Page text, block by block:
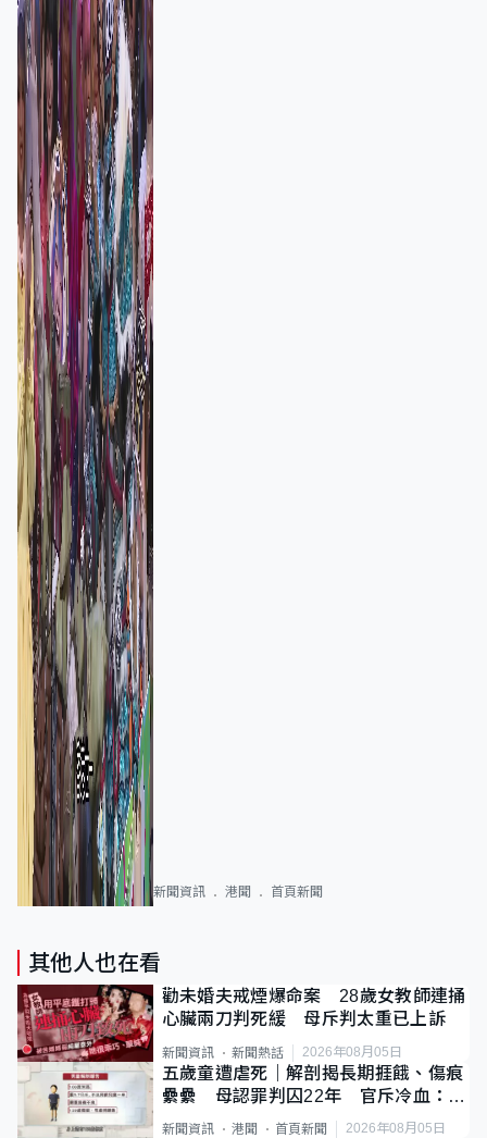
新聞資訊 港聞 首頁新聞
其他人也在看
勸未婚夫戒煙爆命案 28歲女教師連捅
心臟兩刀判死緩 母斥判太重已上訴
新聞資訊 新聞熱話 2026年08月05日
五歲童遭虐死｜解剖揭長期捱餓、傷痕
纍纍 母認罪判囚22年 官斥冷血：同
類案最惡劣
新聞資訊 港聞 首頁新聞 2026年08月05日